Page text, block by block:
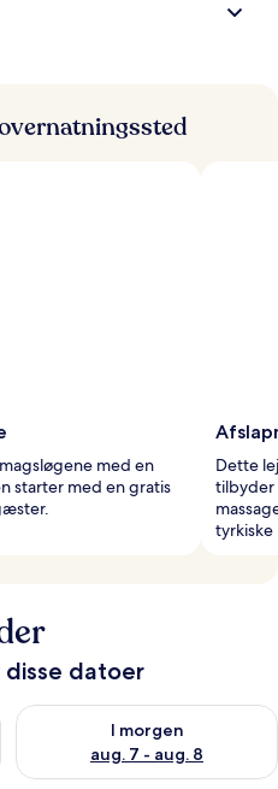
med en
starter med en gratis
Dette
tilbyder
tyrkiske
datoer
6 - aug. 7
I morgen
aug. 7 - aug. 8
Tjek tilgængelighed for i